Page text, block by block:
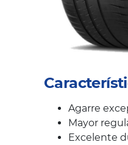
Agarre
Mayor
Excelente